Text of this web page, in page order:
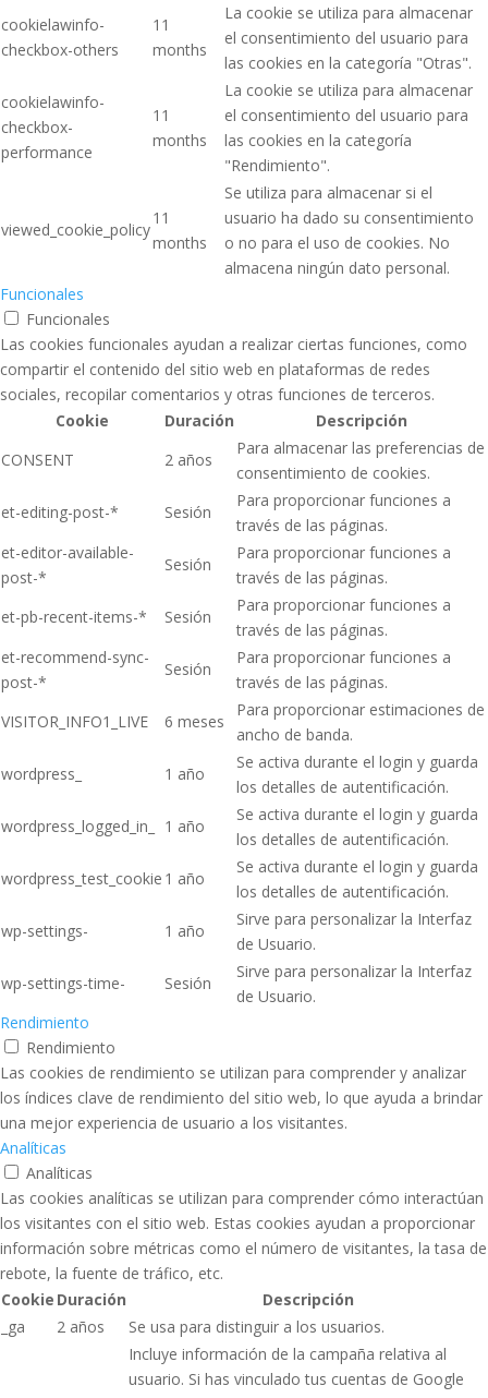
cookielawinfo-
checkbox-others
11
months
La cookie se utiliza para almacenar
el consentimiento del usuario para
las cookies en la categoría "Otras".
cookielawinfo-
checkbox-
performance
11
months
La cookie se utiliza para almacenar
el consentimiento del usuario para
las cookies en la categoría
"Rendimiento".
viewed_cookie_policy
11
months
Se utiliza para almacenar si el
usuario ha dado su consentimiento
o no para el uso de cookies. No
almacena ningún dato personal.
Funcionales
Funcionales
Las cookies funcionales ayudan a realizar ciertas funciones, como
compartir el contenido del sitio web en plataformas de redes
sociales, recopilar comentarios y otras funciones de terceros.
Cookie
Duración
Descripción
CONSENT
2 años
Para almacenar las preferencias de
consentimiento de cookies.
et-editing-post-*
Sesión
Para proporcionar funciones a
través de las páginas.
et-editor-available-
post-*
Sesión
Para proporcionar funciones a
través de las páginas.
et-pb-recent-items-*
Sesión
Para proporcionar funciones a
través de las páginas.
et-recommend-sync-
post-*
Sesión
Para proporcionar funciones a
través de las páginas.
VISITOR_INFO1_LIVE
6 meses
Para proporcionar estimaciones de
ancho de banda.
wordpress_
1 año
Se activa durante el login y guarda
los detalles de autentificación.
wordpress_logged_in_
1 año
Se activa durante el login y guarda
los detalles de autentificación.
wordpress_test_cookie 1 año
Se activa durante el login y guarda
los detalles de autentificación.
wp-settings-
1 año
Sirve para personalizar la Interfaz
de Usuario.
wp-settings-time-
Sesión
Sirve para personalizar la Interfaz
de Usuario.
Rendimiento
Rendimiento
Las cookies de rendimiento se utilizan para comprender y analizar
los índices clave de rendimiento del sitio web, lo que ayuda a brindar
una mejor experiencia de usuario a los visitantes.
Analíticas
Analíticas
Las cookies analíticas se utilizan para comprender cómo interactúan
los visitantes con el sitio web. Estas cookies ayudan a proporcionar
información sobre métricas como el número de visitantes, la tasa de
rebote, la fuente de tráfico, etc.
Cookie Duración
Descripción
_ga
2 años Se usa para distinguir a los usuarios.
Incluye información de la campaña relativa al
usuario. Si has vinculado tus cuentas de Google